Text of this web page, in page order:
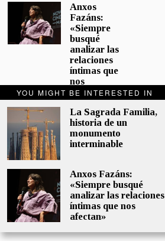
YOU MIGHT BE INTERESTED IN
La Sagrada Familia,
historia de un
monumento
interminable
Anxos Fazáns:
«Siempre busqué
analizar las relaciones
íntimas que nos
afectan»
Anxos
Fazáns:
«Siempre
busqué
analizar las
relaciones
íntimas que
nos
afectan»
5 junio, 2026
El hijo de la
cómica, el
homenaje
Sacristán a
Fernán
Gómez
28 mayo,
2026